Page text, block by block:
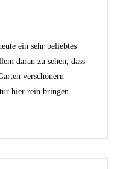
ein sehr beliebtes
daran zu sehen, dass
verschönern
hier rein bringen